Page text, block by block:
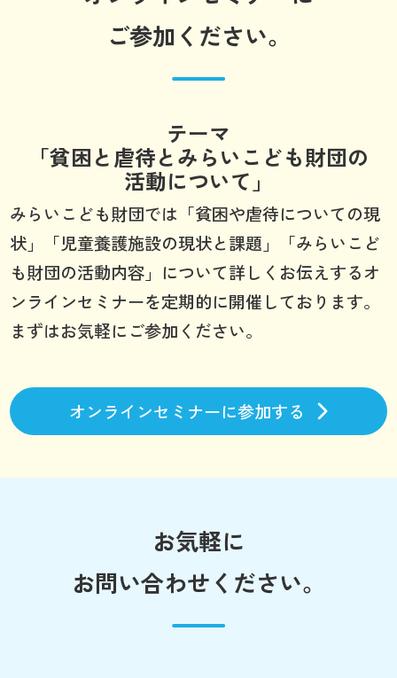
ご参加ください。
テーマ
「貧困と虐待とみらいこども財団の
活動について」
みらいこども財団では「貧困や虐待についての現
状」「児童養護施設の現状と課題」「みらいこど
も財団の活動内容」について詳しくお伝えするオ
ンラインセミナーを定期的に開催しております。
まずはお気軽にご参加ください。
オンラインセミナーに参加する
お気軽に
お問い合わせください。